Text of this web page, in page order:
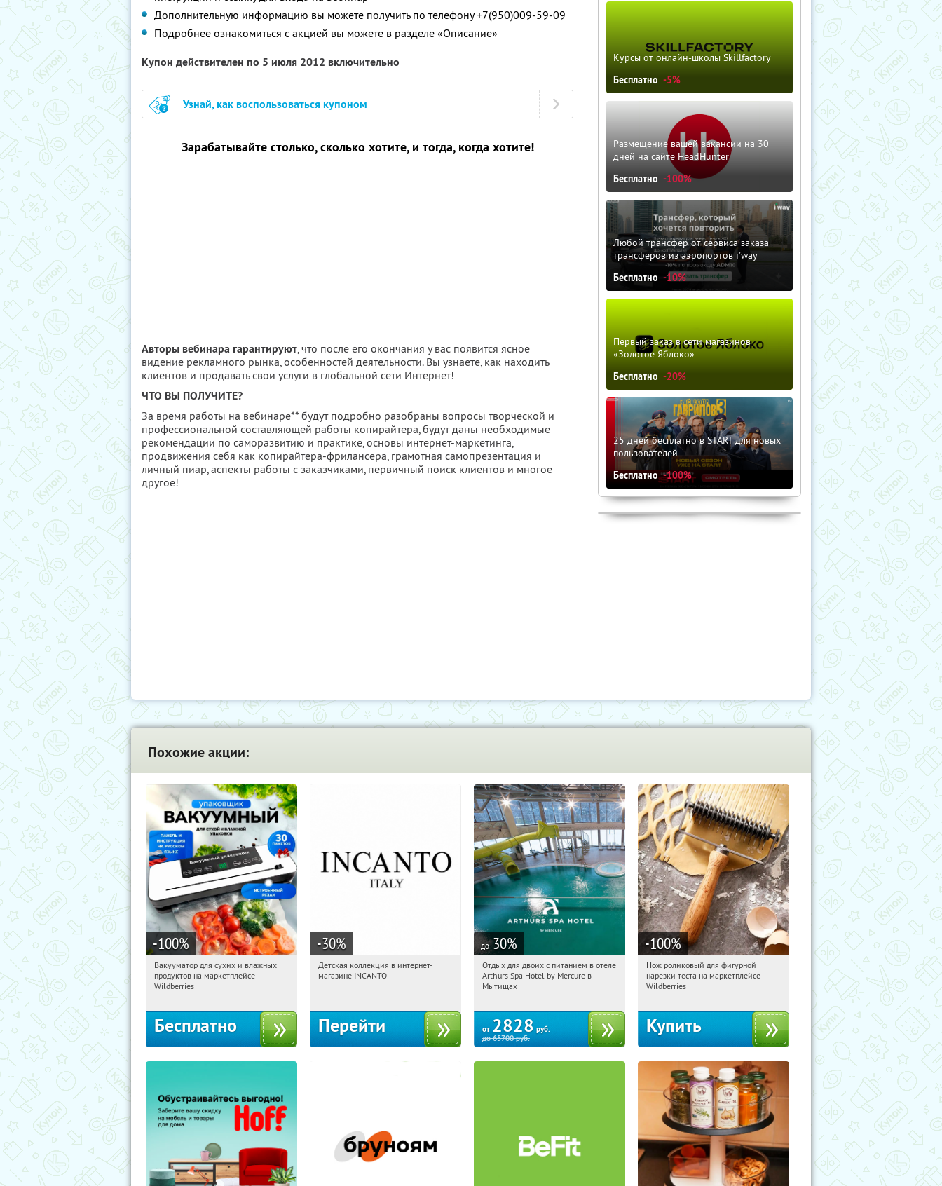
Дополнительную информацию вы можете получить по телефону +7(950)009-59-09
Подробнее ознакомиться с акцией вы можете в разделе «Описание»
Купон действителен по 5 июля 2012 включительно
Узнай, как воспользоваться купоном
Зарабатывайте столько, сколько хотите, и тогда, когда хотите!
Авторы вебинара гарантируют, что после его окончания у вас появится ясное
видение рекламного рынка, особенностей деятельности. Вы узнаете, как находить
клиентов и продавать свои услуги в глобальной сети Интернет!
ЧТО ВЫ ПОЛУЧИТЕ?
За время работы на вебинаре** будут подробно разобраны вопросы творческой и
профессиональной составляющей работы копирайтера, будут даны необходимые
рекомендации по саморазвитию и практике, основы интернет-маркетинга,
продвижения себя как копирайтера-фрилансера, грамотная самопрезентация и
личный пиар, аспекты работы с заказчиками, первичный поиск клиентов и многое
другое!
Курсы от онлайн-школы Skillfactory
Бесплатно -5%
Размещение вашей вакансии на 30
дней на сайте HeadHunter
Бесплатно -100%
Любой трансфер от сервиса заказа
трансферов из аэропортов i'way
Бесплатно -10%
Первый заказ в сети магазинов
«Золотое Яблоко»
Бесплатно -20%
25 дней бесплатно в START для новых
пользователей
Бесплатно -100%
Похожие акции:
-100%
02:19:52 Получили:180
Россия
Вакууматор для сухих и влажных
продуктов на маркетплейсе
Wildberries
Бесплатно
-30%
02:19:52
Получи первым!
Детская коллекция в интернет-
магазине INCANTO
Перейти
до 30%
02:19:52
Купи первым!
Московская обл., г. Мытищи, д.
Отдых для двоих с питанием в отеле
Arthurs Spa Hotel by Mercure в
Мытищах
от 2828 руб.
до65700руб.
-100%
02:19:52 Получили:
Россия
Нож роликовый для фигурной
нарезки теста на маркетплейсе
Wildberries
Купить